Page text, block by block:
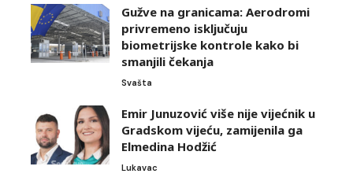
Gužve na granicama: Aerodromi
privremeno isključuju
biometrijske kontrole kako bi
smanjili čekanja
Svašta
Emir Junuzović više nije vijećnik u
Gradskom vijeću, zamijenila ga
Elmedina Hodžić
Lukavac